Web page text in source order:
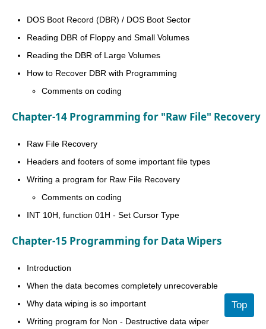
DOS Boot Record (DBR) / DOS Boot Sector
Reading DBR of Floppy and Small Volumes
Reading the DBR of Large Volumes
How to Recover DBR with Programming
Comments on coding
Chapter-14 Programming for "Raw File" Recovery
Raw File Recovery
Headers and footers of some important file types
Writing a program for Raw File Recovery
Comments on coding
INT 10H, function 01H - Set Cursor Type
Chapter-15 Programming for Data Wipers
Introduction
When the data becomes completely unrecoverable
Why data wiping is so important
Writing program for Non - Destructive data wiper
Top